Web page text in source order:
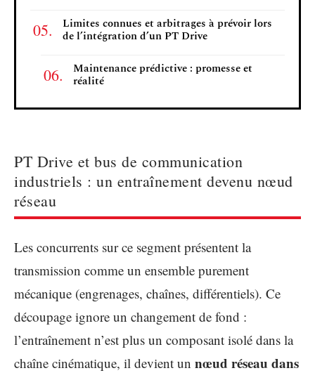
Limites connues et arbitrages à prévoir lors
de l’intégration d’un PT Drive
Maintenance prédictive : promesse et
réalité
PT Drive et bus de communication
industriels : un entraînement devenu nœud
réseau
Les concurrents sur ce segment présentent la
transmission comme un ensemble purement
mécanique (engrenages, chaînes, différentiels). Ce
découpage ignore un changement de fond :
l’entraînement n’est plus un composant isolé dans la
chaîne cinématique, il devient un nœud réseau dans